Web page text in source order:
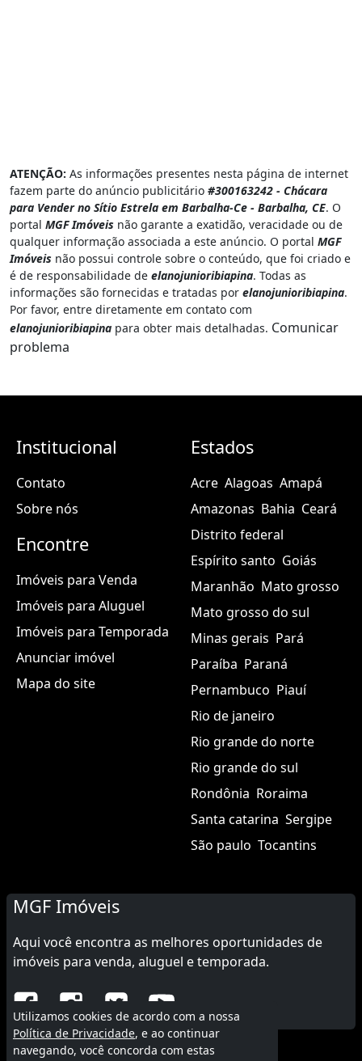
ATENÇÃO: As informações presentes nesta página de internet
fazem parte do anúncio publicitário #300163242 - Chácara
para Vender no Sítio Estrela em Barbalha-Ce - Barbalha, CE. O
portal MGF Imóveis não garante a exatidão, veracidade ou de
qualquer informação associada a este anúncio. O portal MGF
Imóveis não possui controle sobre o conteúdo, que foi criado e
é de responsabilidade de elanojunioribiapina. Todas as
informações são fornecidas e tratadas por elanojunioribiapina.
Por favor, entre diretamente em contato com
elanojunioribiapina para obter mais detalhadas. Comunicar
problema
Institucional
Contato
Sobre nós
Encontre
Imóveis para Venda
Imóveis para Aluguel
Imóveis para Temporada
Anunciar imóvel
Mapa do site
Estados
Acre Alagoas Amapá
Amazonas Bahia Ceará
Distrito federal
Espírito santo Goiás
Maranhão Mato grosso
Mato grosso do sul
Minas gerais Pará
Paraíba Paraná
Pernambuco Piauí
Rio de janeiro
Rio grande do norte
Rio grande do sul
Rondônia Roraima
Santa catarina Sergipe
São paulo Tocantins
MGF Imóveis
Aqui você encontra as melhores oportunidades de
imóveis para venda, aluguel e temporada.
Utilizamos cookies de acordo com a nossa
Política de Privacidade, e ao continuar
navegando, você concorda com estas